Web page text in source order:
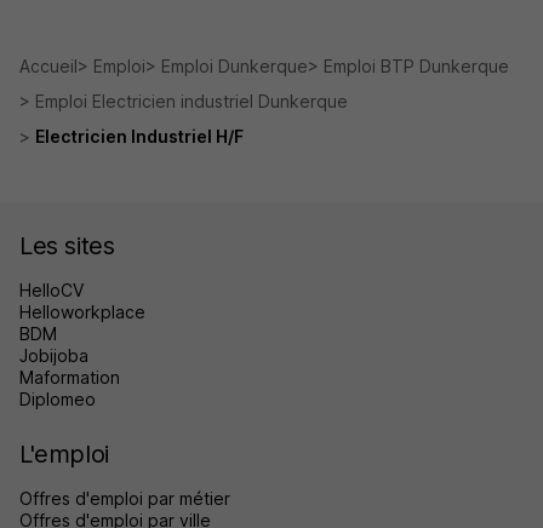
Accueil Emploi Emploi Dunkerque
Emploi BTP Dunkerque
Emploi Electricien industriel Dunkerque
Electricien Industriel H/F
Les sites
HelloCV
Helloworkplace
BDM
Jobijoba
Maformation
Diplomeo
L'emploi
Offres d'emploi par métier
Offres d'emploi par ville